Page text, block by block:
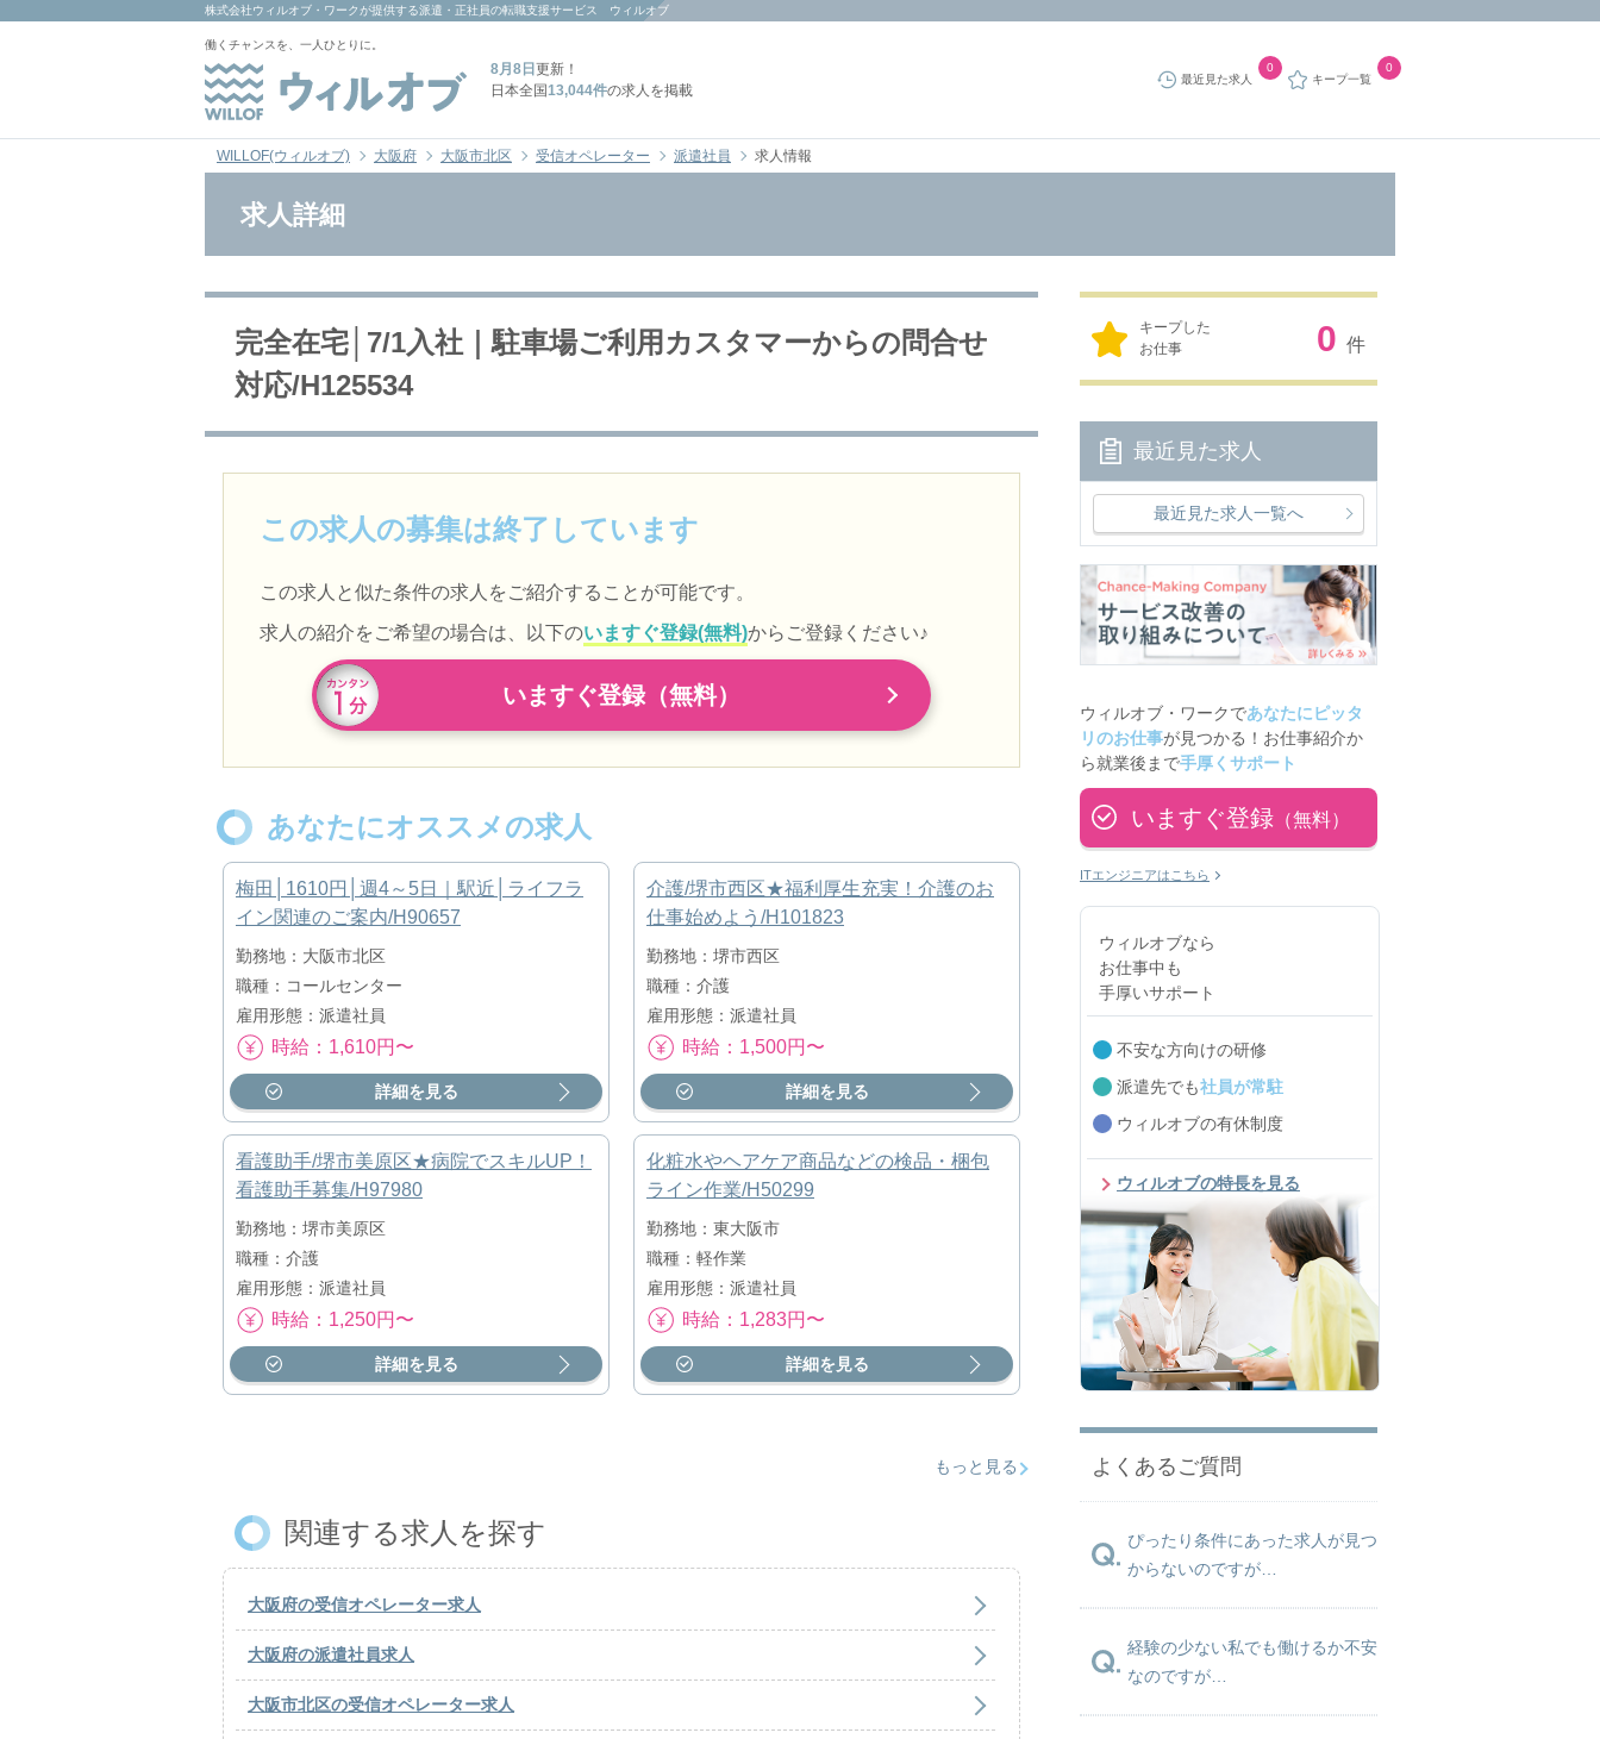
株式会社ウィルオブ・ワーク が提供する派遣・正社員の転職支援サービス ウィルオブ
働くチャンスを、一人ひとりに。
8月8日 更新！
日本全国13,044件の求人を掲載
最近見た求人
0
キープ一覧
0
WILLOF(ウィルオブ) 大阪府 大阪市北区 受信オペレーター 派遣社員 求人情報
求人詳細
完全在宅│7/1入社｜駐車場ご利用カスタマーからの問合せ
対応/H125534
この求人の募集は終了しています
この求人と似た条件の求人をご紹介することが可能です。
求人の紹介をご希望の場合は、以下のいますぐ登録(無料)からご登録ください♪
いますぐ登録（無料）
あなたにオススメの求人
梅田│1610円│週4～5日｜駅近│ライフラ
イン関連のご案内/H90657
勤務地：大阪市北区
職種：コールセンター
雇用形態：派遣社員
時給：1,610円〜
詳細を見る
介護/堺市西区★福利厚生充実！介護のお
仕事始めよう/H101823
勤務地：堺市西区
職種：介護
雇用形態：派遣社員
時給：1,500円〜
詳細を見る
看護助手/堺市美原区★病院でスキルUP！
看護助手募集/H97980
勤務地：堺市美原区
職種：介護
雇用形態：派遣社員
時給：1,250円〜
詳細を見る
化粧水やヘアケア商品などの検品・梱包
ライン作業/H50299
勤務地：東大阪市
職種：軽作業
雇用形態：派遣社員
時給：1,283円〜
詳細を見る
もっと見る
関連する求人を探す
大阪府の受信オペレーター求人
大阪府の派遣社員求人
大阪市北区の受信オペレーター求人
キープした
お仕事
0 件
最近見た求人
最近見た求人一覧へ
ウィルオブ・ワークであなたにピッタ
リのお仕事が見つかる！お仕事紹介か
ら就業後まで手厚くサポート
いますぐ登録 （無料）
ITエンジニアはこちら
ウィルオブなら
お仕事中も
手厚いサポート
不安な方向けの研修
派遣先でも社員が常駐
ウィルオブの有休制度
ウィルオブの特長を見る
よくあるご質問
ぴったり条件にあった求人が見つ
からないのですが…
経験の少ない私でも働けるか不安
なのですが…